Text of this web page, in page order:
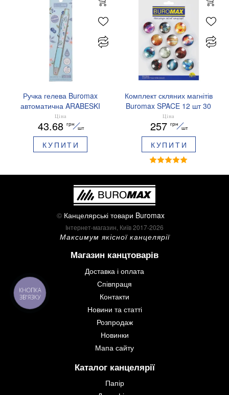
Ручка гелева Buromax
автоматична ARABESKI
0.5 мм ароматизований
грип синє чорнило в
блістері BM.8379-02
Ціна
43.68 грн
шт
КУПИТИ
Комплект скляних магнітів
Buromax SPACE 12 шт 30
мм BM.0048
Ціна
257 грн
шт
КУПИТИ
© Канцелярські товари Buromax
Інтернет-магазин, Київ 2017-2026
Максимум якісної канцелярії
Магазин канцтоварів
Доставка і оплата
Співпраця
Контакти
Новини та статті
Розпродаж
Новинки
Мапа сайту
Каталог канцелярії
Папір